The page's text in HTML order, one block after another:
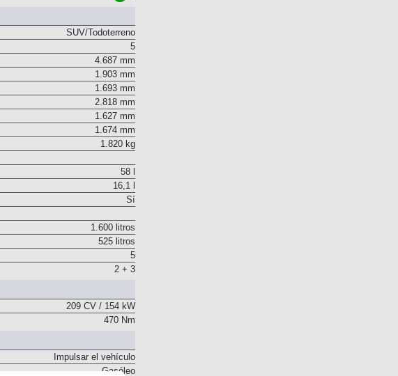
SUV/Todoterreno
5
4.687 mm
1.903 mm
1.693 mm
2.818 mm
1.627 mm
1.674 mm
58 l
16,1 l
1.600 litros
525 litros
5
209 CV / 154 kW
Impulsar el vehículo